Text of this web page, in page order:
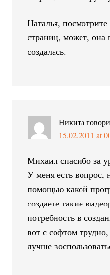
Наталья,
страниц, может, она
создалась.
Никита
15.02.2011 at
Михаил спасибо за
У меня есть вопрос,
помощью какой
создаете такие
потребность в
вот с софтом
лучше